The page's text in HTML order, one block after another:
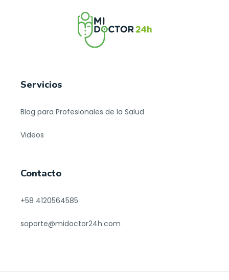
Servicios
Blog para Profesionales de la Salud
Videos
Contacto
+58 4120564585
soporte@midoctor24h.com